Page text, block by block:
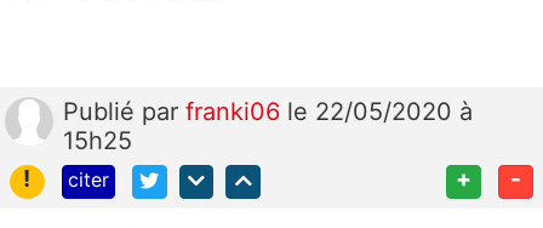
Publié par franki06 le 22/05/2020 à
15h25
!
citer + -